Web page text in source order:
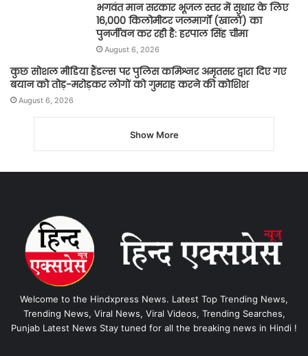
भगवंत मान सरकार भूजल स्तर में सुधार के लिए
16,000 किलोमीटर जलमार्गों (खालों) का
पुनर्जीवन कर रही है: हरपाल सिंह चीमा
August 6, 2026
कुछ सोशल मीडिया हैंडल्स पर पुलिस कमिश्नर अमृतसर द्वारा दिए गए
बयान को तोड़-मरोड़कर लोगों को गुमराह करने की कोशिश
August 6, 2026
Show More
Welcome to the Hindxpress News. Latest Top Trending News,
Trending News, Viral News, Viral Videos, Trending Searches,
Punjab Latest News Stay tuned for all the breaking news in Hindi !